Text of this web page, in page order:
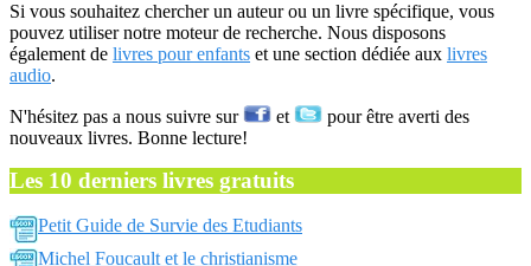
Si vous souhaitez chercher un auteur ou un livre spécifique, vous
pouvez utiliser notre moteur de recherche. Nous disposons
également de livres pour enfants et une section dédiée aux livres
audio.
N'hésitez pas a nous suivre sur et
pour être averti des
nouveaux livres. Bonne lecture!
Les 10 derniers livres gratuits
Petit Guide de Survie des Etudiants
Michel Foucault et le christianisme